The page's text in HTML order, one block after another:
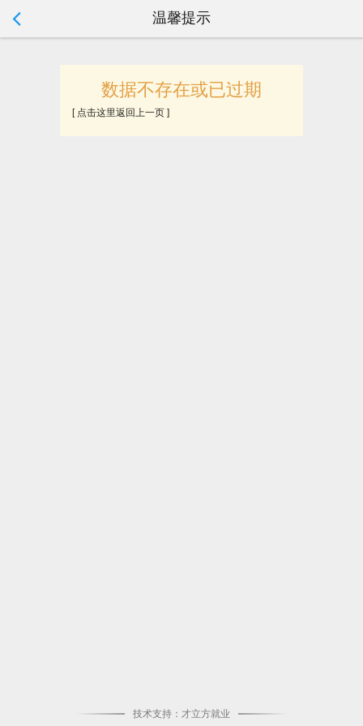
温馨提示
数据不存在或已过期
[ 点击这里返回上一页 ]
技术支持：才立方就业